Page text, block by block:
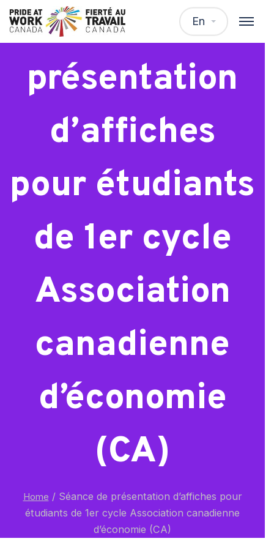
En
Séance de
présentation
d’affiches
pour étudiants
de 1er cycle
Association
canadienne
d’économie
(CA)
Home /Séance de présentation d’affiches pour
étudiants de 1er cycle Association canadienne
d’économie (CA)